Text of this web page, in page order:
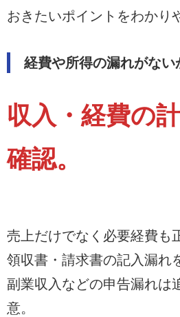
おきたいポイントをわかり
経費や所得の漏れがない
収入・経費の
確認。
売上だけでなく必要経費も
領収書・請求書の記入漏れ
副業収入などの申告漏れは
意。